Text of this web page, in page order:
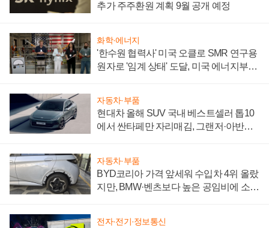
추가 주주환원 계획 9월 공개 예정
화학·에너지
'한수원 협력사' 미국 오클로 SMR 연구용
원자로 '임계 상태' 도달, 미국 에너지부
자동차·부품
현대차 올해 SUV 국내 베스트셀러 톱10
에서 싼타페만 자리매김, 그랜저·아반떼
자동차·부품
BYD코리아 가격 앞세워 수입차 4위 올랐
지만, BMW·벤츠보다 높은 공임비에 소비
전자·전기·정보통신